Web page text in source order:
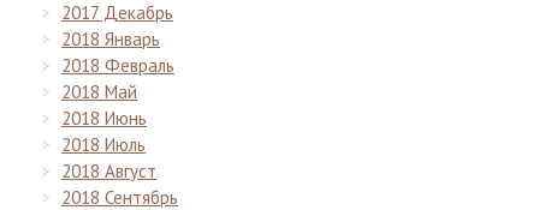
2017 Декабрь
2018 Январь
2018 Февраль
2018 Май
2018 Июнь
2018 Июль
2018 Август
2018 Сентябрь